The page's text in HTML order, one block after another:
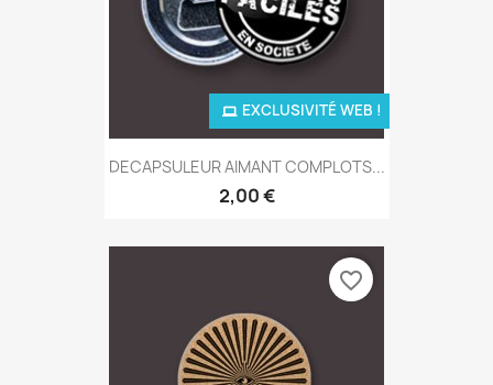
DECAPSULEUR AIMANT COMPLOTS...
2,00 €
EXCLUSIVITÉ WEB !
favorite_border